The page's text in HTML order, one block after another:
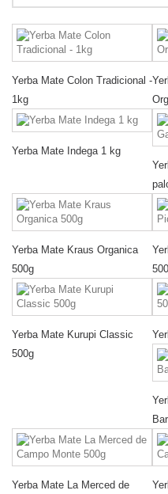
Yerba Mate Colon Tradicional -
1kg
Yerba Mate Indega 1 kg
Yerba Mate Kraus Organica
500g
Yerba Mate Kurupi Classic
500g
Yerba Mate La Merced de